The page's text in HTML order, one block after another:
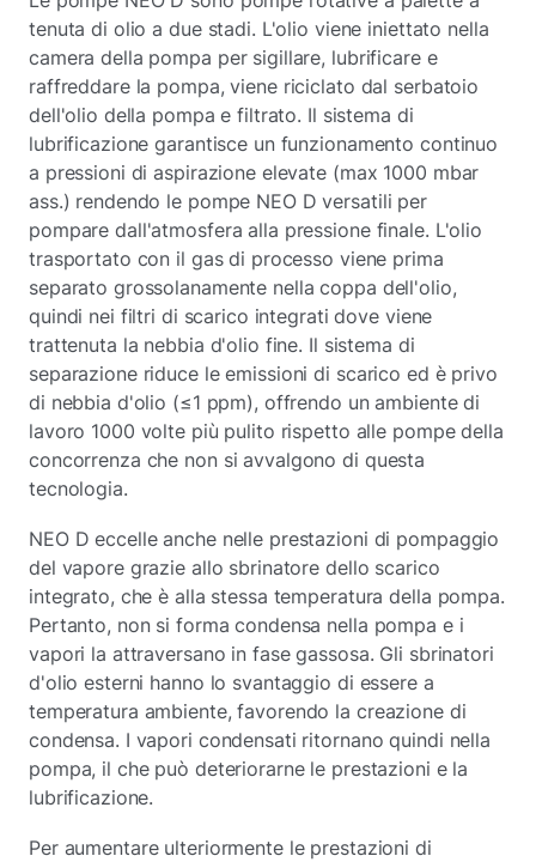
tenuta di olio a due stadi. L'olio viene iniettato nella
camera della pompa per sigillare, lubrificare e
raffreddare la pompa, viene riciclato dal serbatoio
dell'olio della pompa e filtrato. Il sistema di
lubrificazione garantisce un funzionamento continuo
a pressioni di aspirazione elevate (max 1000 mbar
ass.) rendendo le pompe NEO D versatili per
pompare dall'atmosfera alla pressione finale. L'olio
trasportato con il gas di processo viene prima
separato grossolanamente nella coppa dell'olio,
quindi nei filtri di scarico integrati dove viene
trattenuta la nebbia d'olio fine. Il sistema di
separazione riduce le emissioni di scarico ed è privo
di nebbia d'olio (≤1 ppm), offrendo un ambiente di
lavoro 1000 volte più pulito rispetto alle pompe della
concorrenza che non si avvalgono di questa
tecnologia.
NEO D eccelle anche nelle prestazioni di pompaggio
del vapore grazie allo sbrinatore dello scarico
integrato, che è alla stessa temperatura della pompa.
Pertanto, non si forma condensa nella pompa e i
vapori la attraversano in fase gassosa. Gli sbrinatori
d'olio esterni hanno lo svantaggio di essere a
temperatura ambiente, favorendo la creazione di
condensa. I vapori condensati ritornano quindi nella
pompa, il che può deteriorarne le prestazioni e la
lubrificazione.
Per aumentare ulteriormente le prestazioni di